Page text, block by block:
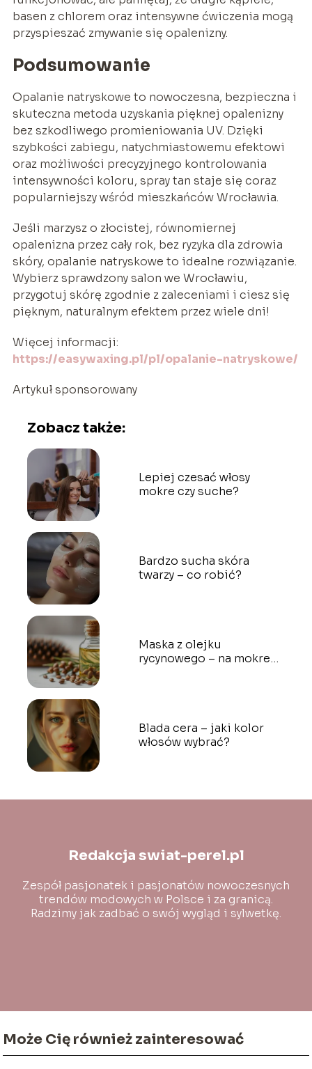
basen z chlorem oraz intensywne ćwiczenia mogą
przyspieszać zmywanie się opalenizny.
Podsumowanie
Opalanie natryskowe to nowoczesna, bezpieczna i
skuteczna metoda uzyskania pięknej opalenizny
bez szkodliwego promieniowania UV. Dzięki
szybkości zabiegu, natychmiastowemu efektowi
oraz możliwości precyzyjnego kontrolowania
intensywności koloru, spray tan staje się coraz
popularniejszy wśród mieszkańców Wrocławia.
Jeśli marzysz o złocistej, równomiernej
opalenizna przez cały rok, bez ryzyka dla zdrowia
skóry, opalanie natryskowe to idealne rozwiązanie.
Wybierz sprawdzony salon we Wrocławiu,
przygotuj skórę zgodnie z zaleceniami i ciesz się
pięknym, naturalnym efektem przez wiele dni!
Więcej informacji:
https://easywaxing.pl/pl/opalanie-natryskowe/
Artykuł sponsorowany
Zobacz także:
Lepiej czesać włosy
mokre czy suche?
Bardzo sucha skóra
twarzy – co robić?
Maska z olejku
rycynowego – na mokre
Blada cera – jaki kolor
włosów wybrać?
Redakcja swiat-perel.pl
Zespół pasjonatek i pasjonatów nowoczesnych
trendów modowych w Polsce i za granicą.
Radzimy jak zadbać o swój wygląd i sylwetkę.
Może Cię również zainteresować